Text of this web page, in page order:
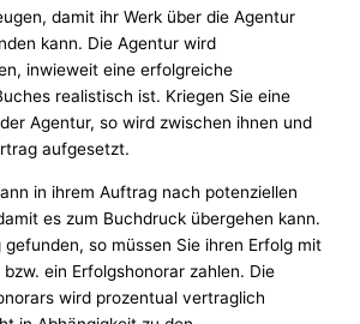
damit ihr Werk über die Agentur
kann. Die Agentur wird
inwieweit eine erfolgreiche
realistisch ist. Kriegen Sie eine
Agentur, so wird zwischen ihnen und
aufgesetzt.
in ihrem Auftrag nach potenziellen
es zum Buchdruck übergehen kann.
gefunden, so müssen Sie ihren Erfolg mit
ein Erfolgshonorar zahlen. Die
wird prozentual vertraglich